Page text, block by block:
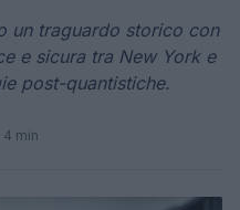
un traguardo storico con
e sicura tra New York e
post-quantistiche.
4 min